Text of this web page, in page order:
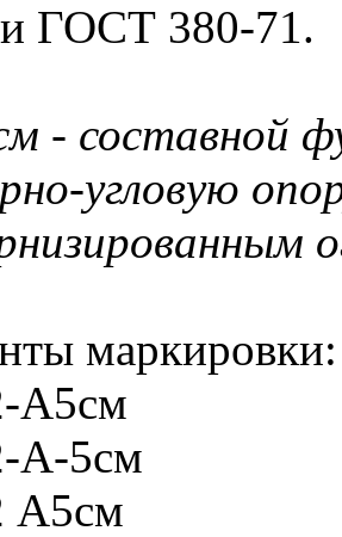
ГОСТ 380-71.
- составной
угловую
маркировки:
5см